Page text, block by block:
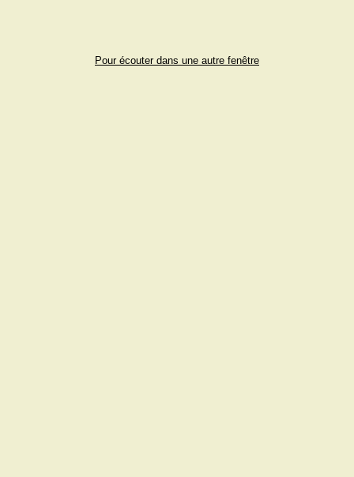
Pour écouter dans une autre fenêtre